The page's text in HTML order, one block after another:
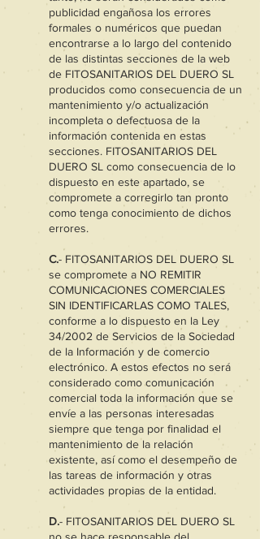
publicidad engañosa los errores
formales o numéricos que puedan
encontrarse a lo largo del contenido
de las distintas secciones de la web
de FITOSANITARIOS DEL DUERO SL
producidos como consecuencia de un
mantenimiento y/o actualización
incompleta o defectuosa de la
información contenida en estas
secciones. FITOSANITARIOS DEL
DUERO SL como consecuencia de lo
dispuesto en este apartado, se
compromete a corregirlo tan pronto
como tenga conocimiento de dichos
errores.
C.- FITOSANITARIOS DEL DUERO SL
se compromete a NO REMITIR
COMUNICACIONES COMERCIALES
SIN IDENTIFICARLAS COMO TALES,
conforme a lo dispuesto en la Ley
34/2002 de Servicios de la Sociedad
de la Información y de comercio
electrónico. A estos efectos no será
considerado como comunicación
comercial toda la información que se
envíe a las personas interesadas
siempre que tenga por finalidad el
mantenimiento de la relación
existente, así como el desempeño de
las tareas de información y otras
actividades propias de la entidad.
D.- FITOSANITARIOS DEL DUERO SL